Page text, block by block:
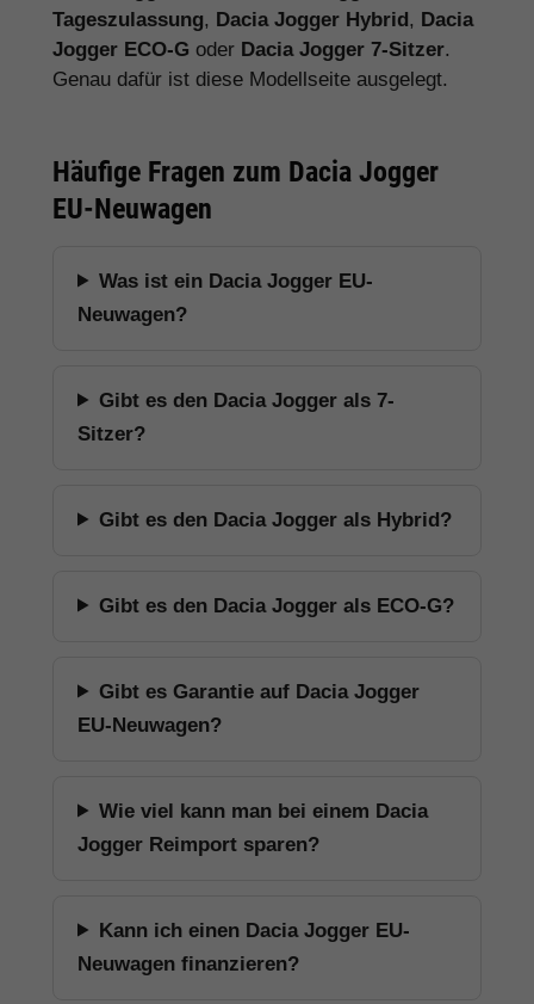
Tageszulassung, Dacia Jogger Hybrid, Dacia
Jogger ECO-G oder Dacia Jogger 7-Sitzer.
Genau dafür ist diese Modellseite ausgelegt.
Häufige Fragen zum Dacia Jogger
EU-Neuwagen
Was ist ein Dacia Jogger EU-
Neuwagen?
Gibt es den Dacia Jogger als 7-
Sitzer?
Gibt es den Dacia Jogger als Hybrid?
Gibt es den Dacia Jogger als ECO-G?
Gibt es Garantie auf Dacia Jogger
EU-Neuwagen?
Wie viel kann man bei einem Dacia
Jogger Reimport sparen?
Kann ich einen Dacia Jogger EU-
Neuwagen finanzieren?